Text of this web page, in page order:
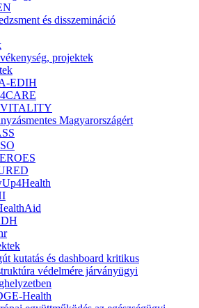
és disszemináció
projektek
EDIH
Magyarországért
kutatás és dashboard kritikus
védelmére járványügyi
Health